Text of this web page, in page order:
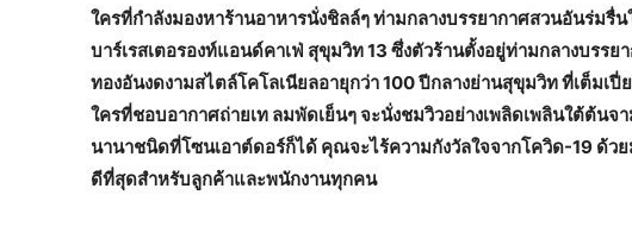
ใครที่กำลังมองหาร้านอาหารนั่งชิลล์ๆ ท่ามกลางบรรยากาศสวนอันร่มรื่น
บาร์เรสเตอรองท์แอนด์คาเฟ่ สุขุมวิท 13 ซึ่งตัวร้านตั้งอยู่ท่ามกลางบร
ทองอันงดงามสไตล์โคโลเนียลอายุกว่า 100 ปีกลางย่านสุขุมวิท ที่เต็ม
ใครที่ชอบอากาศถ่ายเท ลมพัดเย็นๆ จะนั่งชมวิวอย่างเพลิดเพลินใต้ต้น
นานาชนิดที่โซนเอาต์ดอร์ก็ได้ คุณจะไร้ความกังวัลใจจากโควิด-19 ด้
ดีที่สุดสำหรับลูกค้าและพนักงานทุกคน